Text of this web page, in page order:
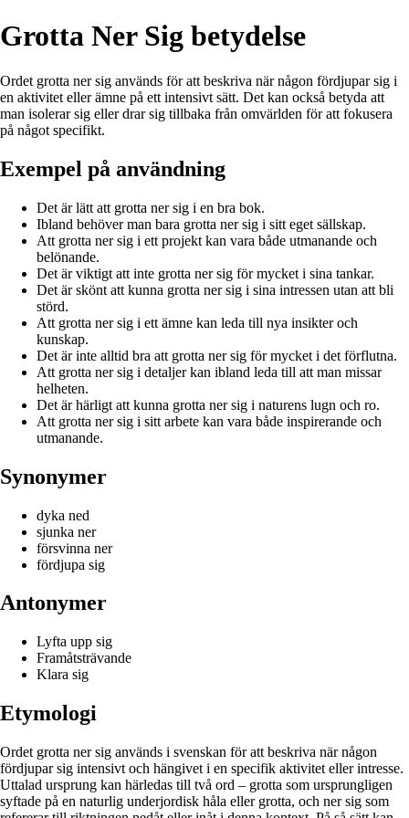
Grotta Ner Sig betydelse
Ordet grotta ner sig används för att beskriva när någon fördjupar sig i
en aktivitet eller ämne på ett intensivt sätt. Det kan också betyda att
man isolerar sig eller drar sig tillbaka från omvärlden för att fokusera
på något specifikt.
Exempel på användning
Det är lätt att grotta ner sig i en bra bok.
Ibland behöver man bara grotta ner sig i sitt eget sällskap.
Att grotta ner sig i ett projekt kan vara både utmanande och
belönande.
Det är viktigt att inte grotta ner sig för mycket i sina tankar.
Det är skönt att kunna grotta ner sig i sina intressen utan att bli
störd.
Att grotta ner sig i ett ämne kan leda till nya insikter och
kunskap.
Det är inte alltid bra att grotta ner sig för mycket i det förflutna.
Att grotta ner sig i detaljer kan ibland leda till att man missar
helheten.
Det är härligt att kunna grotta ner sig i naturens lugn och ro.
Att grotta ner sig i sitt arbete kan vara både inspirerande och
utmanande.
Synonymer
dyka ned
sjunka ner
försvinna ner
fördjupa sig
Antonymer
Lyfta upp sig
Framåtsträvande
Klara sig
Etymologi
Ordet grotta ner sig används i svenskan för att beskriva när någon
fördjupar sig intensivt och hängivet i en specifik aktivitet eller intresse.
Uttalad ursprung kan härledas till två ord – grotta som ursprungligen
syftade på en naturlig underjordisk håla eller grotta, och ner sig som